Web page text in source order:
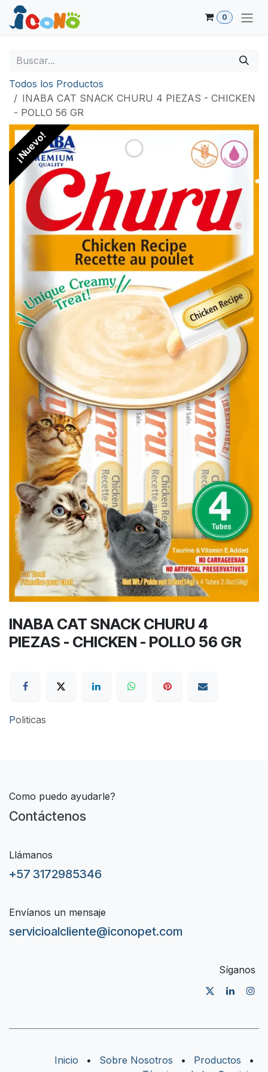
Ir al contenido
0
Todos los Productos
INABA CAT SNACK CHURU 4 PIEZAS - CHICKEN
- POLLO 56 GR
¡Nuevo!
INABA CAT SNACK CHURU 4
PIEZAS - CHICKEN - POLLO 56 GR
Politicas
Como puedo ayudarle?
Contáctenos
Llámanos
+57 3172985346
Envíanos un mensaje
servicioalcliente@iconopet.com
Síganos
Inicio • Sobre Nosotros • Productos
•